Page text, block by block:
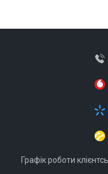
Графік роботи